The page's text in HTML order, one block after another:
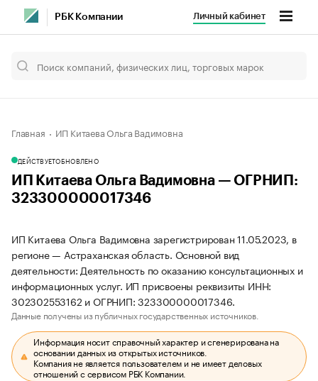
РБК Компании Личный кабинет
Главная ИП Китаева Ольга Вадимовна
ДЕЙСТВУЕТОБНОВЛЕНО
ИП Китаева Ольга Вадимовна — ОГРНИП:
323300000017346
ИП Китаева Ольга Вадимовна зарегистрирован 11.05.2023, в
регионе — Астраханская область. Основной вид
деятельности: Деятельность по оказанию консультационных и
информационных услуг. ИП присвоены реквизиты ИНН:
302302553162 и ОГРНИП: 323300000017346.
Данные получены из публичных государственных источников.
Информация носит справочный характер и сгенерирована на
основании данных из открытых источников.
Компания не является пользователем и не имеет деловых
отношений с сервисом РБК Компании.